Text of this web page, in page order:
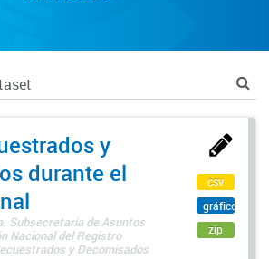
y
durante el
Subsecretaría de Asuntos
Nacional del Registro
y Decomisados
csv
gráfico
zip